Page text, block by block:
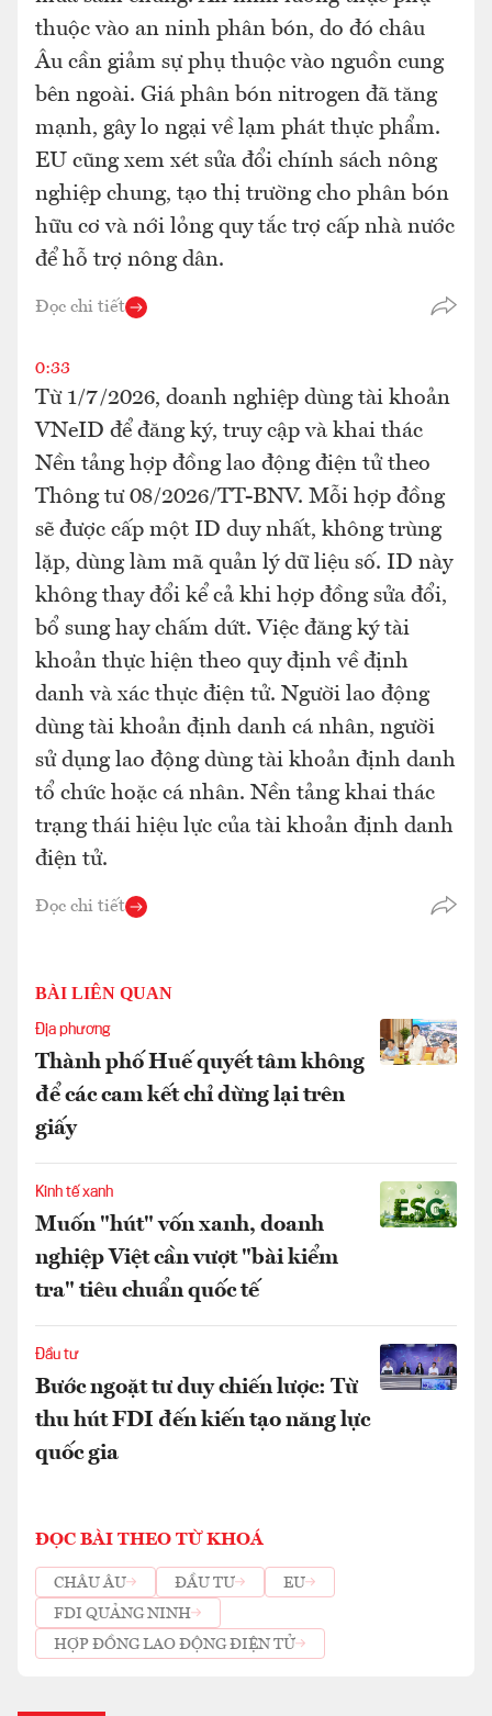
thuộc vào an ninh phân bón, do đó châu
Âu cần giảm sự phụ thuộc vào nguồn cung
bên ngoài. Giá phân bón nitrogen đã tăng
mạnh, gây lo ngại về lạm phát thực phẩm.
EU cũng xem xét sửa đổi chính sách nông
nghiệp chung, tạo thị trường cho phân bón
hữu cơ và nới lỏng quy tắc trợ cấp nhà nước
để hỗ trợ nông dân.
Đọc chi tiết
0:33
Từ 1/7/2026, doanh nghiệp dùng tài khoản
VNeID để đăng ký, truy cập và khai thác
Nền tảng hợp đồng lao động điện tử theo
Thông tư 08/2026/TT-BNV. Mỗi hợp đồng
sẽ được cấp một ID duy nhất, không trùng
lặp, dùng làm mã quản lý dữ liệu số. ID này
không thay đổi kể cả khi hợp đồng sửa đổi,
bổ sung hay chấm dứt. Việc đăng ký tài
khoản thực hiện theo quy định về định
danh và xác thực điện tử. Người lao động
dùng tài khoản định danh cá nhân, người
sử dụng lao động dùng tài khoản định danh
tổ chức hoặc cá nhân. Nền tảng khai thác
trạng thái hiệu lực của tài khoản định danh
điện tử.
Đọc chi tiết
BÀI LIÊN QUAN
Địa phương
Thành phố Huế quyết tâm không
để các cam kết chỉ dừng lại trên
giấy
Kinh tế xanh
Muốn "hút" vốn xanh, doanh
nghiệp Việt cần vượt "bài kiểm
tra" tiêu chuẩn quốc tế
Đầu tư
Bước ngoặt tư duy chiến lược: Từ
thu hút FDI đến kiến tạo năng lực
quốc gia
ĐỌC BÀI THEO TỪ KHOÁ
CHÂU ÂU ĐẦU TƯ
EU
FDI QUẢNG NINH
HỢP ĐỒNG LAO ĐỘNG ĐIỆN TỬ